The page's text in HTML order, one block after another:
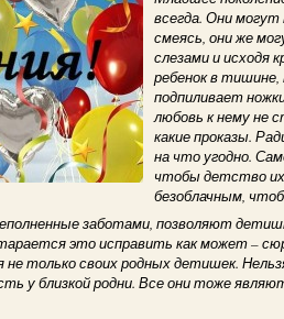
всегда. Они
смеясь, они же
слезами и исходя
ребенок в тишине,
подпиливает
любовь к нему не
какие проказы.
на что угодно.
чтобы детство
безоблачным,
заботами, позволяют
это исправить как может –
не только своих родных детишек.
у близкой родни. Все они тоже